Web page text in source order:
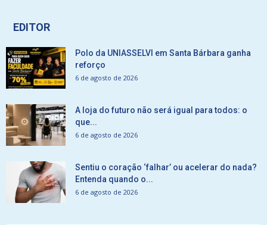
EDITOR
Polo da UNIASSELVI em Santa Bárbara ganha
reforço
6 de agosto de 2026
A loja do futuro não será igual para todos: o
que...
6 de agosto de 2026
Sentiu o coração ‘falhar’ ou acelerar do nada?
Entenda quando o...
6 de agosto de 2026